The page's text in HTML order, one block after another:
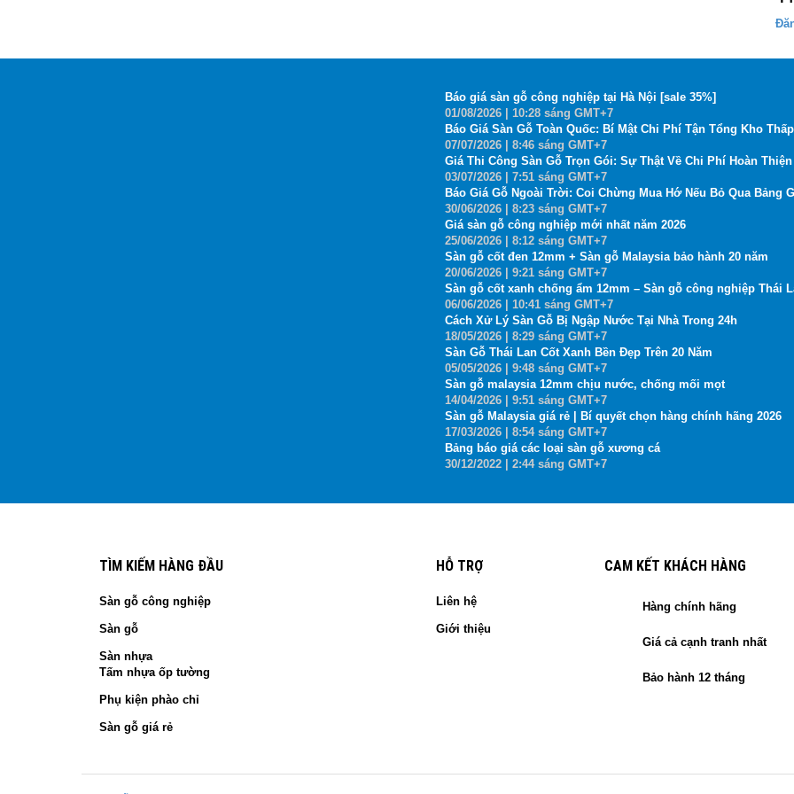
Báo giá sàn gỗ công nghiệp tại Hà Nội [sale 35%]
01/08/2026 | 10:28 sáng GMT+7
Báo Giá Sàn Gỗ Toàn Quốc: Bí Mật Chi Phí Tận Tổng Kho
07/07/2026 | 8:46 sáng GMT+7
Giá Thi Công Sàn Gỗ Trọn Gói: Sự Thật Về Chi Phí Hoàn
03/07/2026 | 7:51 sáng GMT+7
Báo Giá Gỗ Ngoài Trời: Coi Chừng Mua Hớ Nếu Bỏ Qua Bảng
30/06/2026 | 8:23 sáng GMT+7
Giá sàn gỗ công nghiệp mới nhất năm 2026
25/06/2026 | 8:12 sáng GMT+7
Sàn gỗ cốt đen 12mm + Sàn gỗ Malaysia bảo hành 20 năm
20/06/2026 | 9:21 sáng GMT+7
Sàn gỗ cốt xanh chống ẩm 12mm – Sàn gỗ công nghiệp Thái
06/06/2026 | 10:41 sáng GMT+7
Cách Xử Lý Sàn Gỗ Bị Ngập Nước Tại Nhà Trong 24h
18/05/2026 | 8:29 sáng GMT+7
Sàn Gỗ Thái Lan Cốt Xanh Bền Đẹp Trên 20 Năm
05/05/2026 | 9:48 sáng GMT+7
Sàn gỗ malaysia 12mm chịu nước, chống mối mọt
14/04/2026 | 9:51 sáng GMT+7
Sàn gỗ Malaysia giá rẻ | Bí quyết chọn hàng chính hãng 2026
17/03/2026 | 8:54 sáng GMT+7
Bảng báo giá các loại sàn gỗ xương cá
30/12/2022 | 2:44 sáng GMT+7
TÌM KIẾM HÀNG ĐẦU
Sàn gỗ công nghiệp
Sàn gỗ
Sàn nhựa
Tấm nhựa ốp tường
Phụ kiện phào chỉ
Sàn gỗ giá rẻ
HỖ TRỢ
Liên hệ
Giới thiệu
CAM KẾT KHÁCH HÀNG
Hàng chính hãng
Giá cả cạnh tranh nhất
Bảo hành 12 tháng